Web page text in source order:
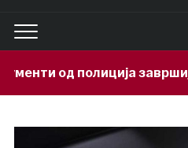
завршија во ВМРО?